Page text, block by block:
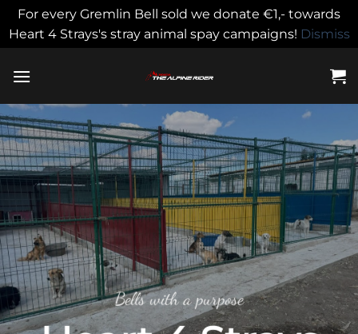
For every Gremlin Bell sold we donate €1,- towards
Heart 4 Strays's stray animal spay campaigns! Dismiss
Bells with a purpose